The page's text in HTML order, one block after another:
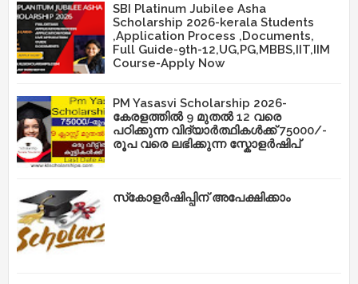
SBI Platinum Jubilee Asha
Scholarship 2026-kerala Students
,Application Process ,Documents,
Full Guide-9th-12,UG,PG,MBBS,IIT,IIM
Course-Apply Now
PM Yasasvi Scholarship 2026-
കേരളത്തിൽ 9 മുതൽ 12 വരെ
പഠിക്കുന്ന വിദ്യാർത്ഥികൾക്ക് 75000/-
രൂപ വരെ ലഭിക്കുന്ന സ്കോളർഷിപ്
സ്‌കോളർഷിപ്പിന് അപേക്ഷിക്കാം